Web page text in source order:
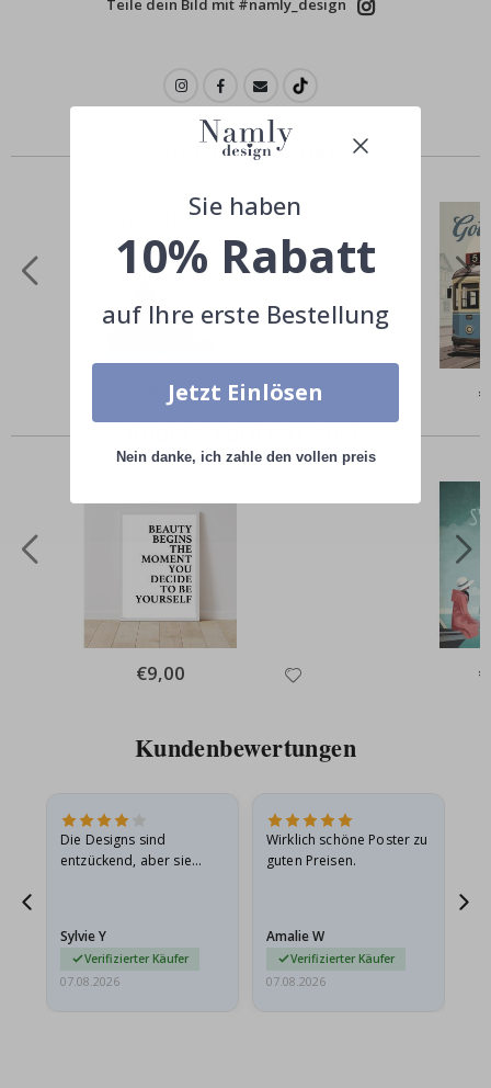
Teile dein Bild mit #namly_design
Ähnliche Produkte
Special
€9,00
Andere kauften auch
Special
Price
€9,00
Kundenbewertungen
Die Designs sind
entzückend, aber sie
sie…
Sylvie Y
Verifizierter Käufer
07.08.2026
Wirklich schöne Poster zu
guten Preisen.
Amalie W
Verifizierter Käufer
07.08.2026
Sie haben
10% Rabatt
auf Ihre erste Bestellung
Jetzt Einlösen
Nein danke, ich zahle den vollen preis